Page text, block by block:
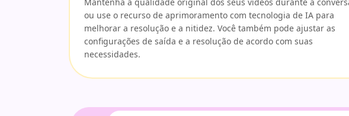
ou use o recurso de aprimoramento com tecnologia de IA para
melhorar a resolução e a nitidez. Você também pode ajustar as
configurações de saída e a resolução de acordo com suas
necessidades.